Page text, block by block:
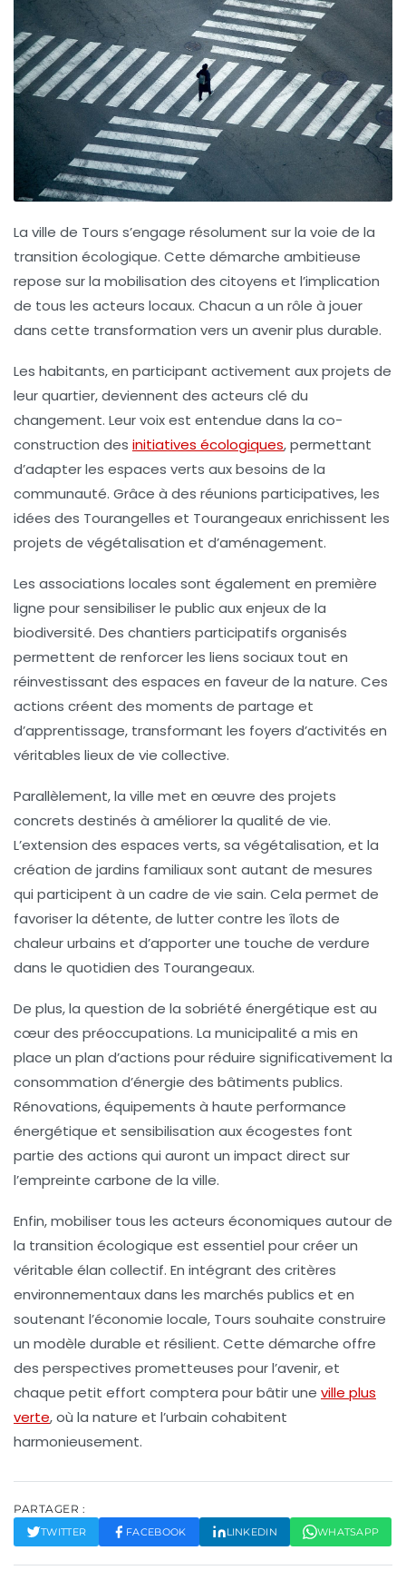
La ville de Tours s’engage résolument sur la voie de la
transition écologique. Cette démarche ambitieuse
repose sur la mobilisation des citoyens et l’implication
de tous les acteurs locaux. Chacun a un rôle à jouer
dans cette transformation vers un avenir plus durable.
Les habitants, en participant activement aux projets de
leur quartier, deviennent des acteurs clé du
changement. Leur voix est entendue dans la co-
construction des initiatives écologiques, permettant
d’adapter les espaces verts aux besoins de la
communauté. Grâce à des réunions participatives, les
idées des Tourangelles et Tourangeaux enrichissent les
projets de végétalisation et d’aménagement.
Les associations locales sont également en première
ligne pour sensibiliser le public aux enjeux de la
biodiversité. Des chantiers participatifs organisés
permettent de renforcer les liens sociaux tout en
réinvestissant des espaces en faveur de la nature. Ces
actions créent des moments de partage et
d’apprentissage, transformant les foyers d’activités en
véritables lieux de vie collective.
Parallèlement, la ville met en œuvre des projets
concrets destinés à améliorer la qualité de vie.
L’extension des espaces verts, sa végétalisation, et la
création de jardins familiaux sont autant de mesures
qui participent à un cadre de vie sain. Cela permet de
favoriser la détente, de lutter contre les îlots de
chaleur urbains et d’apporter une touche de verdure
dans le quotidien des Tourangeaux.
De plus, la question de la sobriété énergétique est au
cœur des préoccupations. La municipalité a mis en
place un plan d’actions pour réduire significativement la
consommation d’énergie des bâtiments publics.
Rénovations, équipements à haute performance
énergétique et sensibilisation aux écogestes font
partie des actions qui auront un impact direct sur
l’empreinte carbone de la ville.
Enfin, mobiliser tous les acteurs économiques autour de
la transition écologique est essentiel pour créer un
véritable élan collectif. En intégrant des critères
environnementaux dans les marchés publics et en
soutenant l’économie locale, Tours souhaite construire
un modèle durable et résilient. Cette démarche offre
des perspectives prometteuses pour l’avenir, et
chaque petit effort comptera pour bâtir une ville plus
verte, où la nature et l’urbain cohabitent
harmonieusement.
PARTAGER :
TWITTER FACEBOOK LINKEDIN WHATSAPP